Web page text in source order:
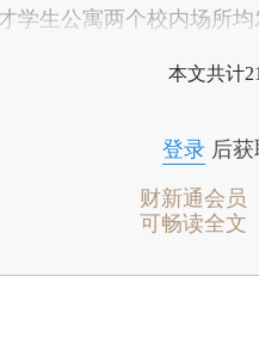
学生公寓两个校内场所均
本文共计
登录后获
财新通会员
可畅读全文